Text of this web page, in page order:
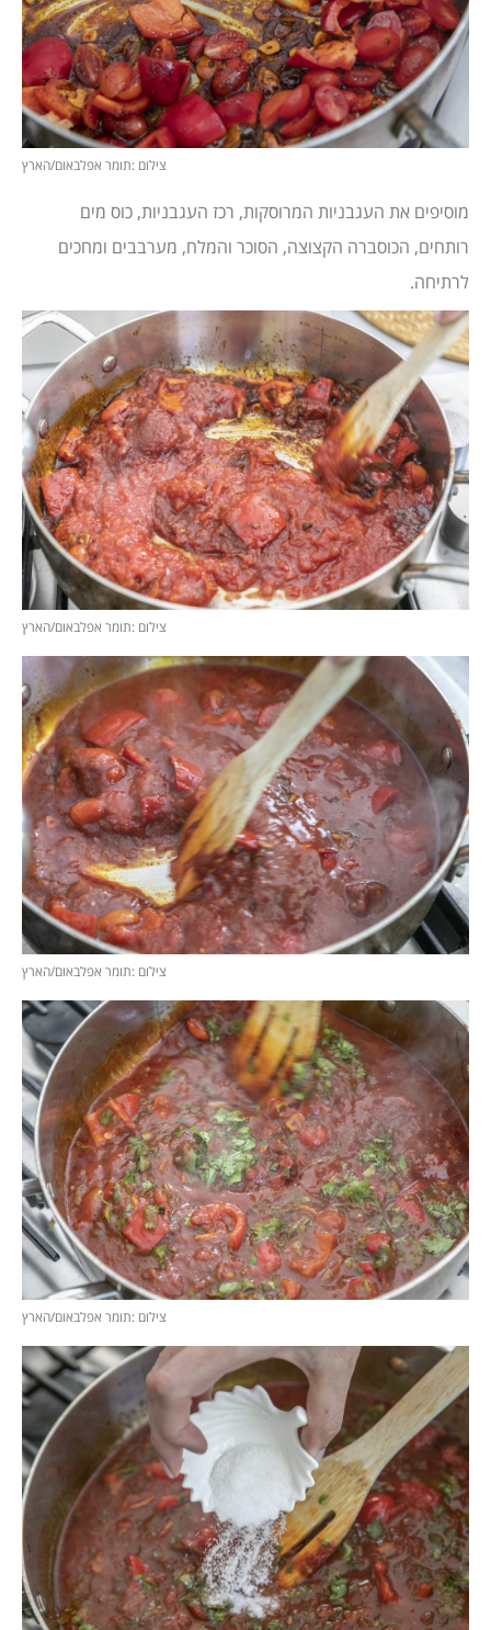
צילום :תומר אפלבאום/הארץ
מוסיפים את העגבניות המרוסקות, רכז העגבניות, כוס מים
רותחים, הכוסברה הקצוצה, הסוכר והמלח, מערבבים ומחכים
לרתיחה.
צילום :תומר אפלבאום/הארץ
צילום :תומר אפלבאום/הארץ
צילום :תומר אפלבאום/הארץ